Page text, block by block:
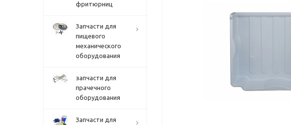
фритюрниц
Запчасти для
пищевого
механического
оборудования
запчасти для
прачечного
оборудования
Запчасти для